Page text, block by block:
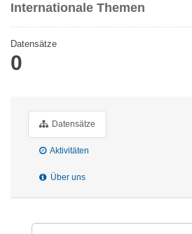
Internationale Themen
Datensätze
0
Datensätze
Aktivitäten
Über uns